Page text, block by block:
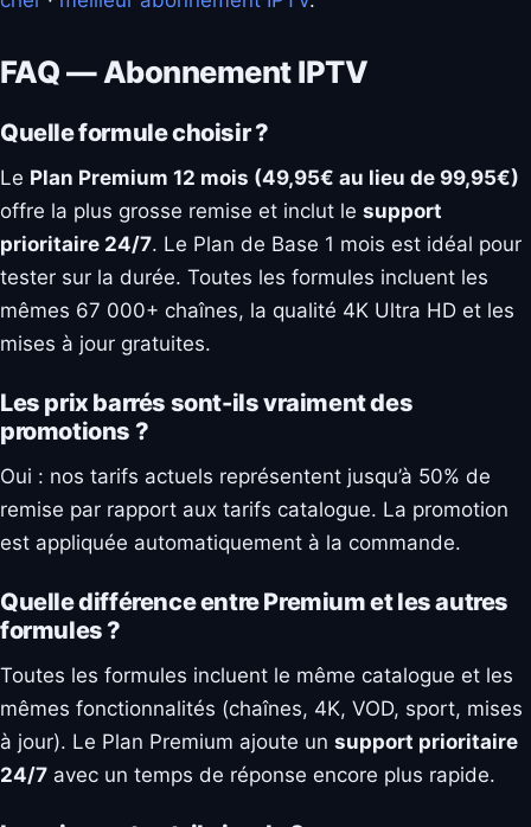
FAQ — Abonnement IPTV
Quelle formule choisir ?
Le Plan Premium 12 mois (49,95€ au lieu de 99,95€)
offre la plus grosse remise et inclut le support
prioritaire 24/7. Le Plan de Base 1 mois est idéal pour
tester sur la durée. Toutes les formules incluent les
mêmes 67 000+ chaînes, la qualité 4K Ultra HD et les
mises à jour gratuites.
Les prix barrés sont-ils vraiment des
promotions ?
Oui : nos tarifs actuels représentent jusqu’à 50% de
remise par rapport aux tarifs catalogue. La promotion
est appliquée automatiquement à la commande.
Quelle différence entre Premium et les autres
formules ?
Toutes les formules incluent le même catalogue et les
mêmes fonctionnalités (chaînes, 4K, VOD, sport, mises
à jour). Le Plan Premium ajoute un support prioritaire
24/7 avec un temps de réponse encore plus rapide.